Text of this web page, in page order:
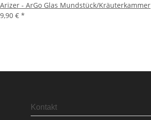
Arizer - ArGo Glas Mundstück/Kräuterkammer
9,90 € *
Kontakt